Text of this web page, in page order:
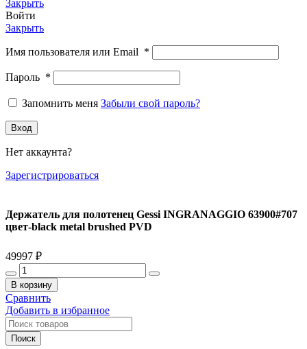
Закрыть
Войти
Закрыть
Имя пользователя или Email *
Пароль *
Запомнить меня Забыли свой пароль?
Вход
Нет аккаунта?
Зарегистрироваться
Держатель для полотенец Gessi INGRANAGGIO 63900#707
цвет-black metal brushed PVD
49997 ₽
Количество
товара
Держатель
для
полотенец
Gessi
INGRANAGGIO
В корзину
Сравнить
Добавить в избранное
Поиск